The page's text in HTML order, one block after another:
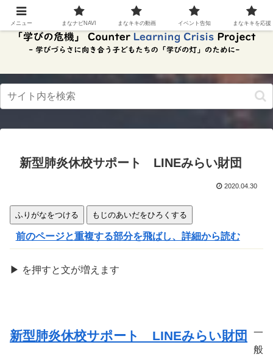
スク
リー
ンリ
ド。
この
ボタ
ンを
と、
ダー
の読
み上
にで
新型肺炎休校サポート LINEみらい財団
2020.04.30
ふりがなをつける もじのあいだをひろくする
前のページと重複する部分を飛ばし、詳細から読む
▶ を押すと文が増 えます
新型肺炎休校サポート LINEみらい財団
一
般
メニュー まなナビNAVI まなキキの動画 イベント告知 まなキキを応援